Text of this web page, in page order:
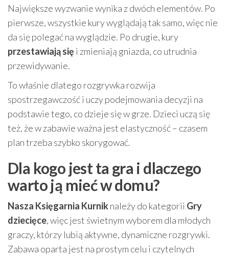
Największe wyzwanie wynika z dwóch elementów. Po
pierwsze, wszystkie kury wyglądają tak samo, więc nie
da się polegać na wyglądzie. Po drugie, kury
przestawiają się i zmieniają gniazda, co utrudnia
przewidywanie.
To właśnie dlatego rozgrywka rozwija
spostrzegawczość i uczy podejmowania decyzji na
podstawie tego, co dzieje się w grze. Dzieci uczą się
też, że w zabawie ważna jest elastyczność – czasem
plan trzeba szybko skorygować.
Dla kogo jest ta gra i dlaczego
warto ją mieć w domu?
Nasza Księgarnia Kurniknależy do kategorii Gry
dziecięce, więc jest świetnym wyborem dla młodych
graczy, którzy lubią aktywne, dynamiczne rozgrywki.
Zabawa oparta jest na prostym celu i czytelnych